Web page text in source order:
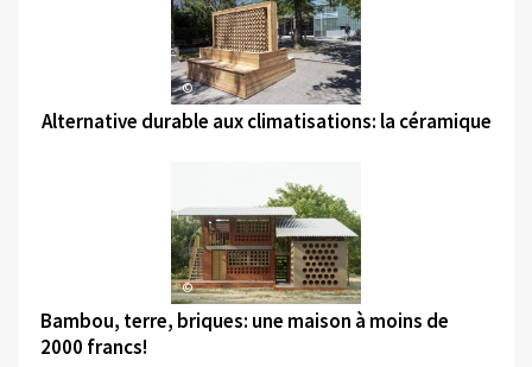
©
Alternative durable aux climatisations: la céramique
©
Bambou, terre, briques: une maison à moins de
2000 francs!